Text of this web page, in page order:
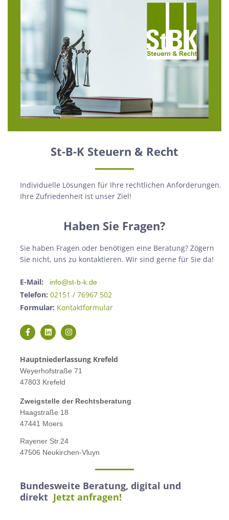
St-B-K Steuern & Recht
Individuelle Lösungen für Ihre rechtlichen Anforderungen.
Ihre Zufriedenheit ist unser Ziel!
Haben Sie Fragen?
Sie haben Fragen oder benötigen eine Beratung? Zögern
Sie nicht, uns zu kontaktieren. Wir sind gerne für Sie da!
E-Mail: info@st-b-k.de
Telefon: 02151 / 76967 502
Formular: Kontaktformular
Hauptniederlassung Krefeld
Weyerhofstraße 71
47803 Krefeld
Zweigstelle der Rechtsberatung
Haagstraße 18
47441 Moers
Rayener Str.24
47506 Neukirchen-Vluyn
Bundesweite Beratung, digital und
direkt Jetzt anfragen!